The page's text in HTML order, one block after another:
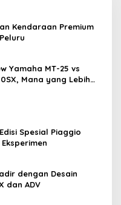
Kendaraan Premium
Yamaha MT-25 vs
Mana yang Lebih
Spesial Piaggio
dengan Desain
dan ADV